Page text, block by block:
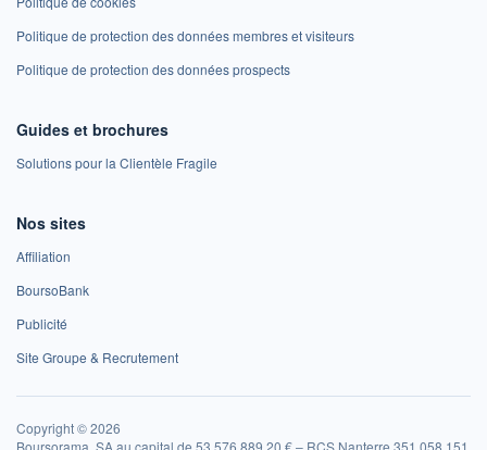
Politique de protection des données membres et visiteurs
Politique de protection des données prospects
Guides et brochures
Solutions pour la Clientèle Fragile
Nos sites
Affiliation
BoursoBank
Publicité
Site Groupe & Recrutement
Copyright © 2026
Boursorama, SA au capital de 53 576 889,20 € – RCS Nanterre 351 058 151